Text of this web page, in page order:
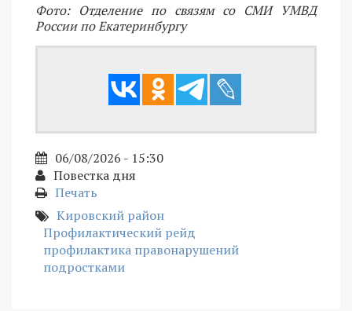
Фото: Отделение по связям со СМИ УМВД
России по Екатеринбургу
06/08/2026 - 15:30
Повестка дня
Печать
Кировский район
Профилактический рейд
профилактика правонарушений
подростками